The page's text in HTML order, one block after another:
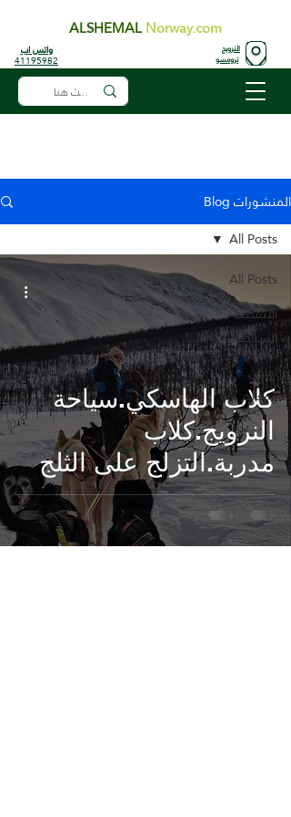
ALSHEMALNorway.com
واتس اب
41195982
النرويج
ترومسو
المنشورات Blog
All Posts
الأنشطة
السياحية
اماكن
ومعالم
All Posts
كلاب الهاسكي.سياحة
النرويج.كلاب
مدربة.التزلج على الثلج
بين الأشجار.رحلة كلاب
الهاسكي، زلاجات